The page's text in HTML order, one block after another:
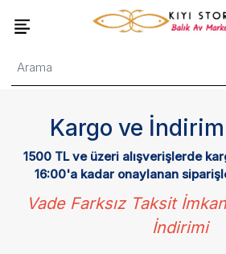
Kargo ve
1500 TL ve üzeri alışverişlerde
16:00'a kadar onaylanan
Vade Farksız Taksit
İndirimi